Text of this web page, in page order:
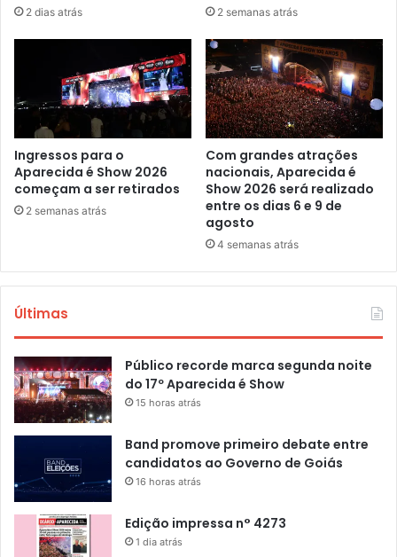
2 dias atrás 2 semanas atrás
Ingressos para o
Aparecida é Show 2026
começam a ser retirados
2 semanas atrás
Com grandes atrações
nacionais, Aparecida é
Show 2026 será realizado
entre os dias 6 e 9 de
agosto
4 semanas atrás
Últimas
Público recorde marca segunda noite
do 17º Aparecida é Show
15 horas atrás
Band promove primeiro debate entre
candidatos ao Governo de Goiás
16 horas atrás
Edição impressa n° 4273
1 dia atrás